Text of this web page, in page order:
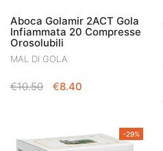
Aboca Golamir 2ACT Gola
Infiammata 20 Compresse
Orosolubili
MAL DI GOLA
€10.50
IL
€10.50.
€8.40
€8.40.
-29%